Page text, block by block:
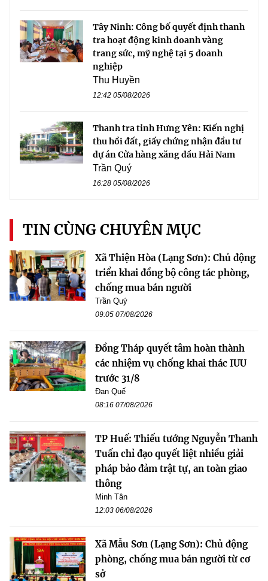
Tây Ninh: Công bố quyết định thanh
tra hoạt động kinh doanh vàng
trang sức, mỹ nghệ tại 5 doanh
nghiệp
Thu Huyền
12:42 05/08/2026
Thanh tra tỉnh Hưng Yên: Kiến nghị
thu hồi đất, giấy chứng nhận đầu tư
dự án Cửa hàng xăng dầu Hải Nam
Trần Quý
16:28 05/08/2026
TIN CÙNG CHUYÊN MỤC
Xã Thiện Hòa (Lạng Sơn): Chủ động
triển khai đồng bộ công tác phòng,
chống mua bán người
Trần Quý
09:05 07/08/2026
Đồng Tháp quyết tâm hoàn thành
các nhiệm vụ chống khai thác IUU
trước 31/8
Đan Quế
08:16 07/08/2026
TP Huế: Thiếu tướng Nguyễn Thanh
Tuấn chỉ đạo quyết liệt nhiều giải
pháp bảo đảm trật tự, an toàn giao
thông
Minh Tân
12:03 06/08/2026
Xã Mẫu Sơn (Lạng Sơn): Chủ động
phòng, chống mua bán người từ cơ
sở